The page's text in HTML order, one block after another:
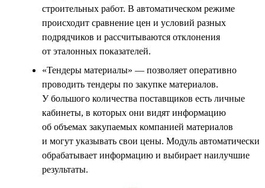
строительных работ. В автоматическом режиме
происходит сравнение цен и условий разных
подрядчиков и рассчитываются отклонения
от эталонных показателей.
«Тендеры материалы» — позволяет оперативно
проводить тендеры по закупке материалов.
У большого количества поставщиков есть личные
кабинеты, в которых они видят информацию
об объемах закупаемых компанией материалов
и могут указывать свои цены. Модуль автоматически
обрабатывает информацию и выбирает наилучшие
результаты.